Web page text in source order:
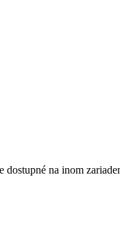
dostupné na inom